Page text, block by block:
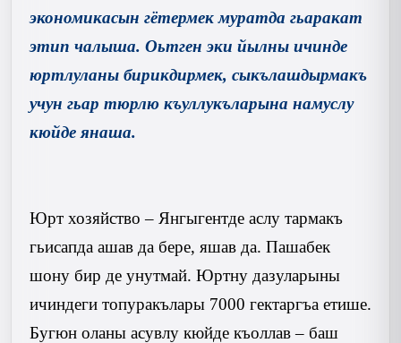
экономикасын гётермек муратда гьаракат
этип чалыша. Оьтген эки йылны ичинде
юртлуланы бирикдирмек, сыкълашдырмакъ
учун гьар тюрлю къуллукъларына намуслу
кюйде янаша.
Юрт хозяйство – Янгыгентде аслу тармакъ
гьисапда ашав да бере, яшав да. Пашабек
шону бир де унутмай. Юртну дазуларыны
ичиндеги топуракълары 7000 гектаргъа етише.
Бугюн оланы асувлу кюйде къоллав – баш